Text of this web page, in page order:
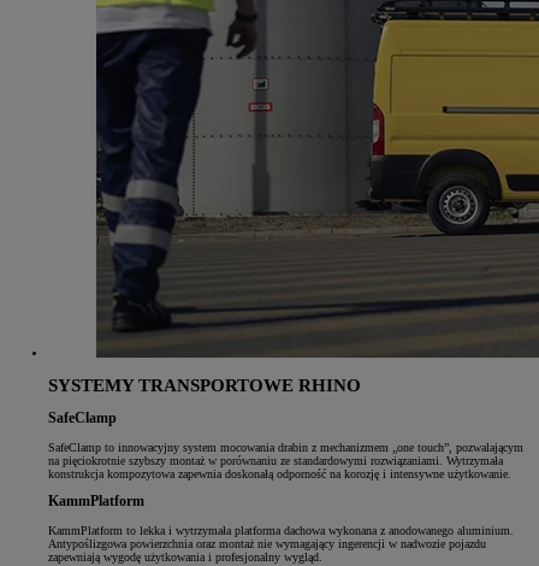
SYSTEMY TRANSPORTOWE RHINO
SafeClamp
SafeClamp to innowacyjny system mocowania drabin z mechanizmem „one touch”, pozwalającym
na pięciokrotnie szybszy montaż w porównaniu ze standardowymi rozwiązaniami. Wytrzymała
konstrukcja kompozytowa zapewnia doskonałą odporność na korozję i intensywne użytkowanie.
KammPlatform
KammPlatform to lekka i wytrzymała platforma dachowa wykonana z anodowanego aluminium.
Antypoślizgowa powierzchnia oraz montaż nie wymagający ingerencji w nadwozie pojazdu
zapewniają wygodę użytkowania i profesjonalny wygląd.